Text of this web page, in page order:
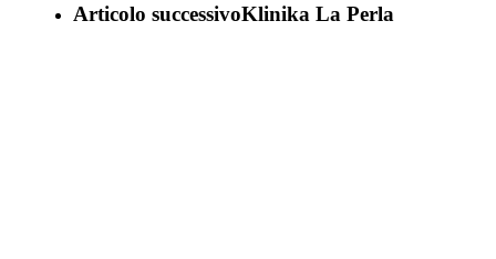
Articolo successivoKlinika La Perla